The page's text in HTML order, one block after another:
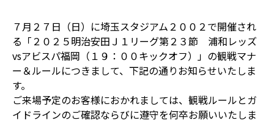
７月２７日（日）に埼玉スタジアム２００２で開催され
る「２０２５明治安田Ｊ１リーグ第２３節 浦和レッズ
vsアビスパ福岡（１９：００キックオフ）」の観戦マナ
ー＆ルールにつきまして、下記の通りお知らせいたしま
す。
ご来場予定のお客様におかれましては、観戦ルールとガ
イドラインのご確認ならびに遵守を何卒お願いいたしま